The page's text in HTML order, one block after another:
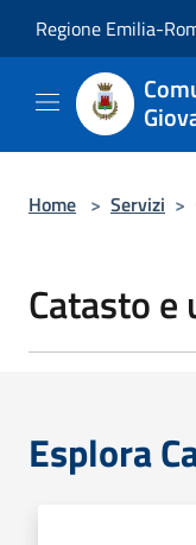
Regione Emilia-
Home > Servizi >
Catasto
Esplora